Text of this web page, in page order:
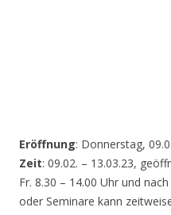
Eröffnung: Donnerstag,
Zeit: 09.02. – 13.03.23,
Fr. 8.30 – 14.00 Uhr und
oder Seminare kann